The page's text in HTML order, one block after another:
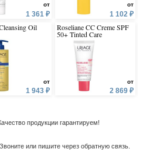
от
1 361 ₽
Oil
от
1 943 ₽
от
1 102 ₽
Roseliane CC Creme SPF
50+ Tinted Care
от
2 869 ₽
продукции гарантируем!
или пишите через обратную связь.